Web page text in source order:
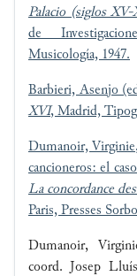
Palacio (siglos
de
Musicología, 1947.
Barbieri, Asenjo
XVI, Madrid,
Dumanoir,
cancioneros: el
La concordance
Paris, Presses
Dumanoir,
coord. Josep